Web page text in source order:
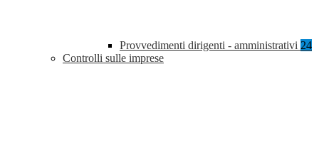
Provvedimenti dirigenti - amministrativi 24
Controlli sulle imprese